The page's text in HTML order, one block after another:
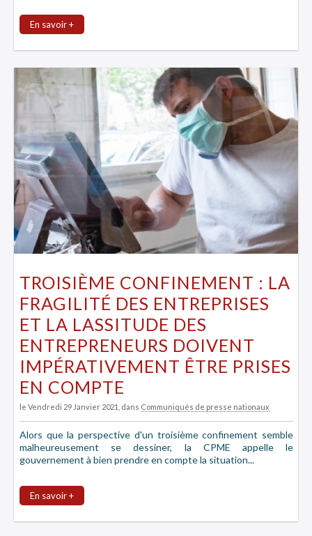
En savoir +
TROISIÈME CONFINEMENT : LA
FRAGILITÉ DES ENTREPRISES
ET LA LASSITUDE DES
ENTREPRENEURS DOIVENT
IMPÉRATIVEMENT ÊTRE PRISES
EN COMPTE
le Vendredi 29 Janvier 2021 , dans Communiqués de presse nationaux
Alors que la perspective d'un troisième confinement semble
malheureusement se dessiner, la CPME appelle le
gouvernement à bien prendre en compte la situation...
En savoir +